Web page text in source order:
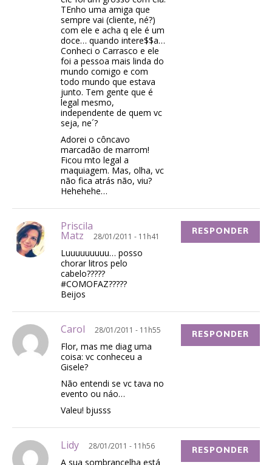
TEnho uma amiga que
sempre vai (cliente, né?)
com ele e acha q ele é um
doce… quando intere$$a…
Conheci o Carrasco e ele
foi a pessoa mais linda do
mundo comigo e com
todo mundo que estava
junto. Tem gente que é
legal mesmo,
independente de quem vc
seja, ne´?
Adorei o côncavo
marcadão de marrom!
Ficou mto legal a
maquiagem. Mas, olha, vc
não fica atrás não, viu?
Hehehehe…
Priscila
Matz 28/01/2011 - 11h41
Luuuuuuuuu… posso
chorar litros pelo
cabelo?????
#COMOFAZ?????
Beijos
RESPONDER
Carol 28/01/2011 - 11h55
Flor, mas me diag uma
coisa: vc conheceu a
Gisele?
Não entendi se vc tava no
evento ou náo…
Valeu! bjusss
RESPONDER
Lidy 28/01/2011 - 11h56
A sua sombrancelha está
RESPONDER